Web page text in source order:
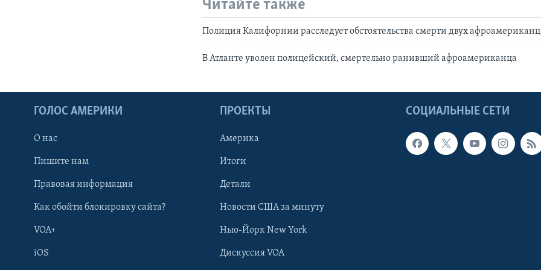
Читайте также
Полиция Калифорнии расследует обстоятельства смерти двух
В Атланте уволен полицейский, смертельно ранивший афроамериканца
СОЦИАЛЬНЫЕ СЕТИ
ГОЛОС АМЕРИКИ
О нас
Пишите нам
Правовая информация
Как обойти блокировку сайта?
VOA+
iOS
ПРОЕКТЫ
Америка
Итоги
Детали
Новости США за минуту
Нью-Йорк New York
Дискуссия VOA